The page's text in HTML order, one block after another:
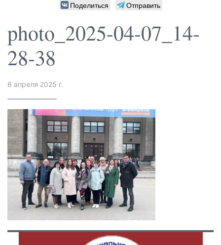
Поделиться Отправить
photo_2025-04-07_14-
28-38
8 апреля 2025 г.